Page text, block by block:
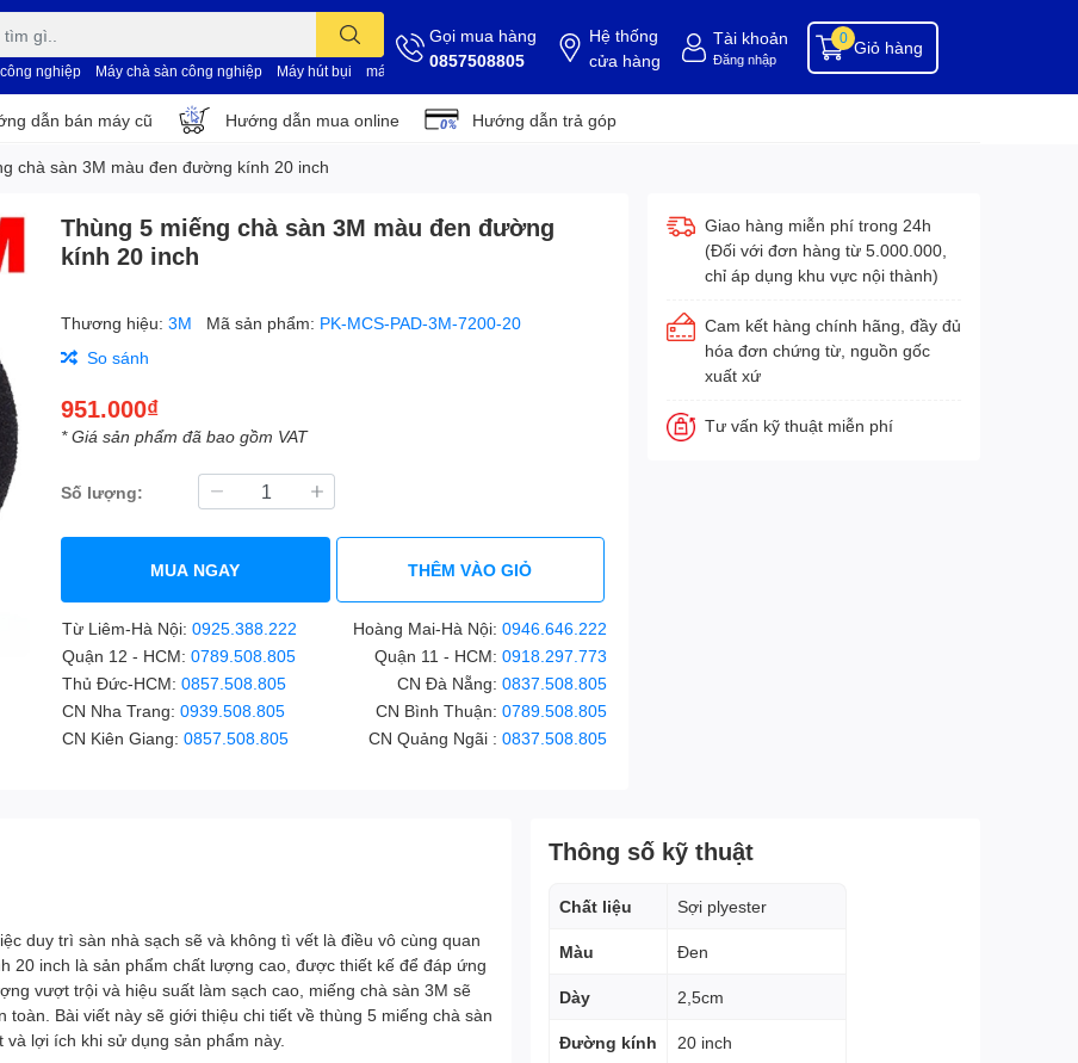
nghiệp Máy chà sàn công nghiệp Máy hút bụi máy vệ sinh nhà xưởng dụng cụ buồng phòng dụng cụ vệ sinh hóa chất tẩy rửa hóa chất vệ sinh
Gọi mua hàng
0857508805
Hệ thống
cửa hàng
Tài khoản
Đăng nhập
Giỏ hàng
0
dẫn bán máy cũ Hướng dẫn mua online Hướng dẫn trả góp
chà sàn 3M màu đen đường kính 20 inch
Thùng 5 miếng chà sàn 3M màu đen đường
kính 20 inch
Thương hiệu:3M Mã sản phẩm: PK-MCS-PAD-3M-7200-20
So sánh
951.000₫
* Giá sản phẩm đã bao gồm VAT
Số lượng:
MUA NGAY THÊM VÀO GIỎ
Từ Liêm-Hà Nội:0925.388.222 Hoàng Mai-Hà Nội:0946.646.222
Quận 12 - HCM:0789.508.805 Quận 11 - HCM:0918.297.773
Thủ Đức-HCM:0857.508.805 CN Đà Nẵng:0837.508.805
CN Nha Trang:0939.508.805 CN Bình Thuận:0789.508.805
CN Kiên Giang:0857.508.805 CN Quảng Ngãi :0837.508.805
Giao hàng miễn phí trong 24h
(Đối với đơn hàng từ 5.000.000,
chỉ áp dụng khu vực nội thành)
Cam kết hàng chính hãng, đầy đủ
hóa đơn chứng từ, nguồn gốc
xuất xứ
Tư vấn kỹ thuật miễn phí
duy trì sàn nhà sạch sẽ và không tì vết là điều vô cùng quan
20 inch là sản phẩm chất lượng cao, được thiết kế để đáp ứng
vượt trội và hiệu suất làm sạch cao, miếng chà sàn 3M sẽ
Bài viết này sẽ giới thiệu chi tiết về thùng 5 miếng chà sàn
lợi ích khi sử dụng sản phẩm này.
Thông số kỹ thuật
Chất liệu Sợi plyester
Màu Đen
Dày 2,5cm
Đường kính 20 inch